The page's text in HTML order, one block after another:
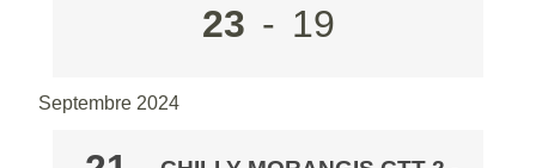
23 - 19
Septembre 2024